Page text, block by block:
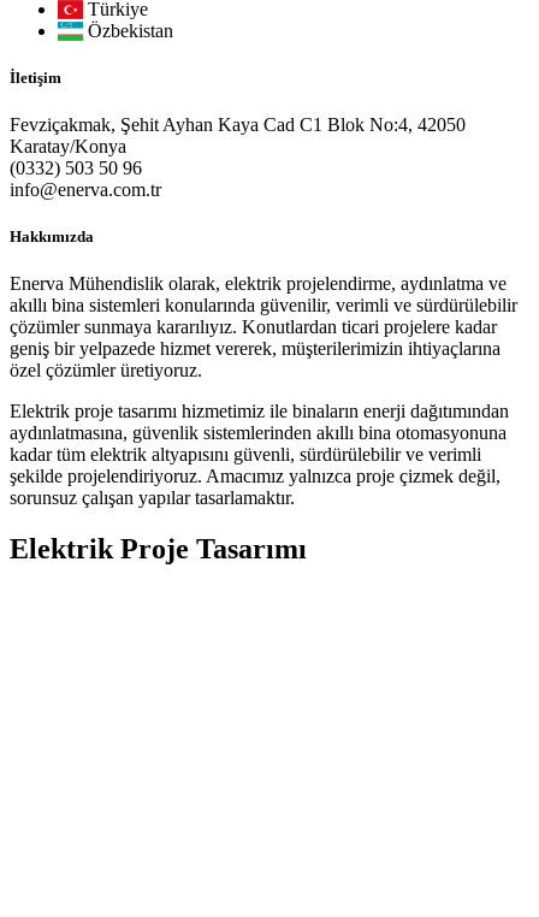
Türkiye
Özbekistan
İletişim
Fevziçakmak, Şehit Ayhan Kaya Cad C1 Blok No:4, 42050
Karatay/Konya
(0332) 503 50 96
info@enerva.com.tr
Hakkımızda
Enerva Mühendislik olarak, elektrik projelendirme, aydınlatma ve
akıllı bina sistemleri konularında güvenilir, verimli ve sürdürülebilir
çözümler sunmaya kararılıyız. Konutlardan ticari projelere kadar
geniş bir yelpazede hizmet vererek, müşterilerimizin ihtiyaçlarına
özel çözümler üretiyoruz.
Elektrik proje tasarımı hizmetimiz ile binaların enerji dağıtımından
aydınlatmasına, güvenlik sistemlerinden akıllı bina otomasyonuna
kadar tüm elektrik altyapısını güvenli, sürdürülebilir ve verimli
şekilde projelendiriyoruz. Amacımız yalnızca proje çizmek değil,
sorunsuz çalışan yapılar tasarlamaktır.
Elektrik Proje Tasarımı